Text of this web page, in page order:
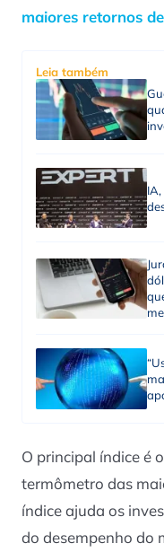
maiores retornos
Leia também
O principal índice é
termômetro das
índice ajuda os
do desempenho do